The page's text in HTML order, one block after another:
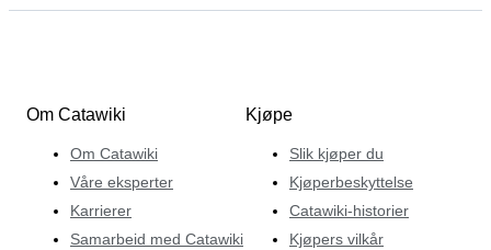
Om Catawiki
Om Catawiki
Våre eksperter
Karrierer
Samarbeid med Catawiki
Kjøpe
Slik kjøper du
Kjøperbeskyttelse
Catawiki-historier
Kjøpers vilkår